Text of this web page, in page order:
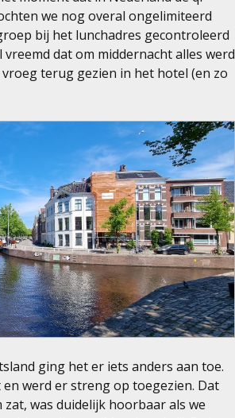
we nog overal ongelimiteerd
bij het lunchadres gecontroleerd
dat om middernacht alles werd
terug gezien in het hotel (en zo
ging het er iets anders aan toe.
werd er streng op toegezien. Dat
was duidelijk hoorbaar als we